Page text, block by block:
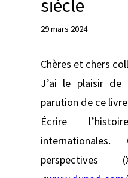
siècle
29 mars 2024
Chères et chers
J’ai le plaisir
parution de ce
Écrire
internationales.
perspectives